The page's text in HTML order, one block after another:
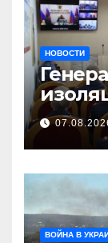
НОВОСТИ
ВОЙНА В